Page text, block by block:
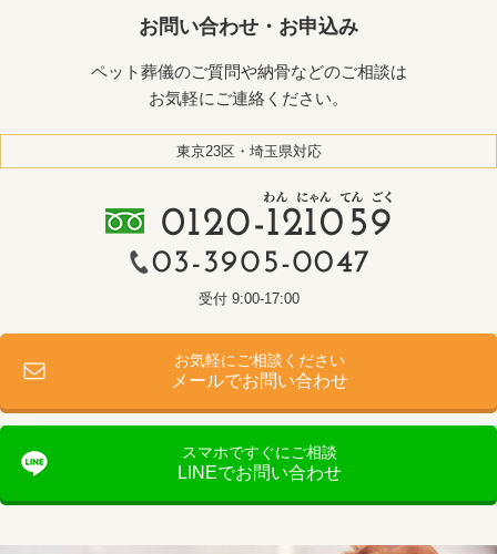
お問い合わせ・お申込み
ペット葬儀のご質問や納骨などのご相談は
お気軽にご連絡ください。
東京23区・埼玉県対応
受付 9:00-17:00
お気軽にご相談ください
メールでお問い合わせ
スマホですぐにご相談
LINEでお問い合わせ